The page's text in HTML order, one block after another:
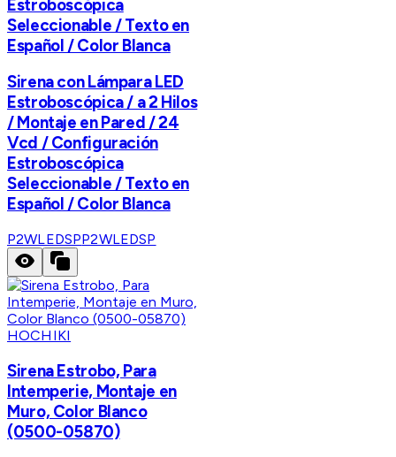
Estroboscópica
Seleccionable / Texto en
Español / Color Blanca
Sirena con Lámpara LED
Estroboscópica / a 2 Hilos
/ Montaje en Pared / 24
Vcd / Configuración
Estroboscópica
Seleccionable / Texto en
Español / Color Blanca
P2WLEDSPP2WLEDSP
HOCHIKI
Sirena Estrobo, Para
Intemperie, Montaje en
Muro, Color Blanco
(0500-05870)